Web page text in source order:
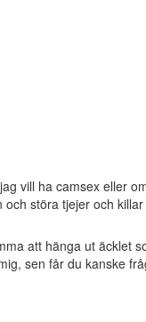
vill ha camsex eller
störa tjejer och
att hänga ut äcklet
sen får du kanske